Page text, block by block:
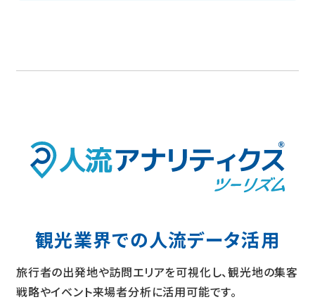
観光業界での人流データ活用
旅行者の出発地や訪問エリアを可視化し、観光地の集客
戦略やイベント来場者分析に活用可能です。